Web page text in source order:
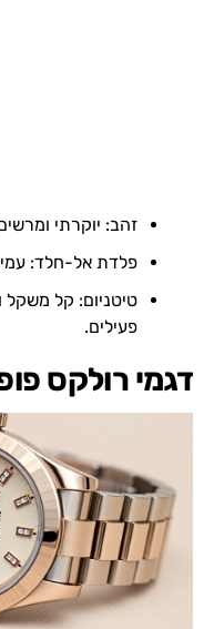
זהב: יוקרתי
פלדת אל-חלד: עמיד
טיטניום: קל משקל
פעילים.
דגמי רולקס